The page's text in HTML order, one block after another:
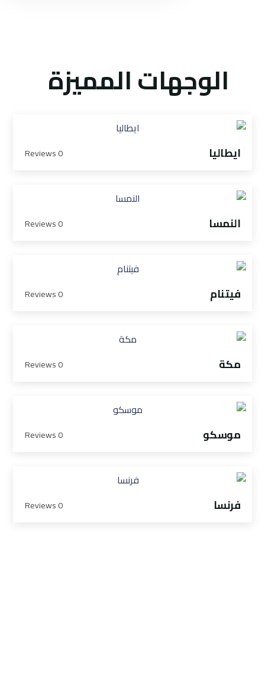
الوجهات المميزة
ايطاليا 0 Reviews
النمسا 0 Reviews
فيتنام 0 Reviews
مكة 0 Reviews
موسكو 0 Reviews
فرنسا 0 Reviews